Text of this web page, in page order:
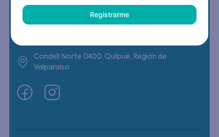
(22) 6178818 - Compras Internet
Condell Norte 0400, Quilpué, Región de
Valparaíso
Registrarme